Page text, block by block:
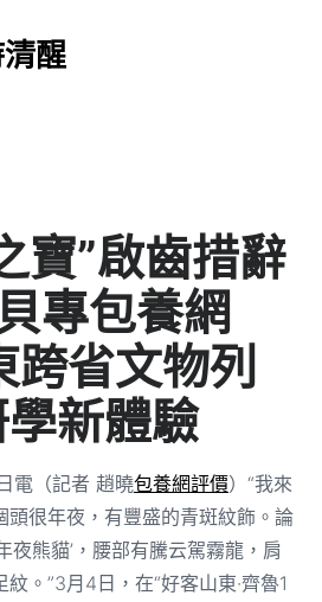
醒
寶”啟齒措辭
專包養網
省文物列
新體驗
電（記者 趙曉包養網評價）“我來
頭很年夜，有豐盛的青斑紋飾。論
夜熊貓’，腰部有騰云駕霧龍，肩
紋。”3月4日，在“好客山東·齊魯1